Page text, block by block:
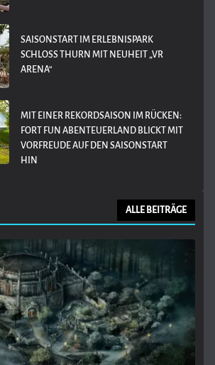
SAISONSTART IM ERLEBNISPARK
SCHLOSS THURN MIT NEUHEIT „VR
ARENA“
MIT EINER REKORDSAISON IM RÜCKEN:
FORT FUN ABENTEUERLAND BLICKT MIT
VORFREUDE AUF DEN SAISONSTART
HIN
ALLE BEITRÄGE